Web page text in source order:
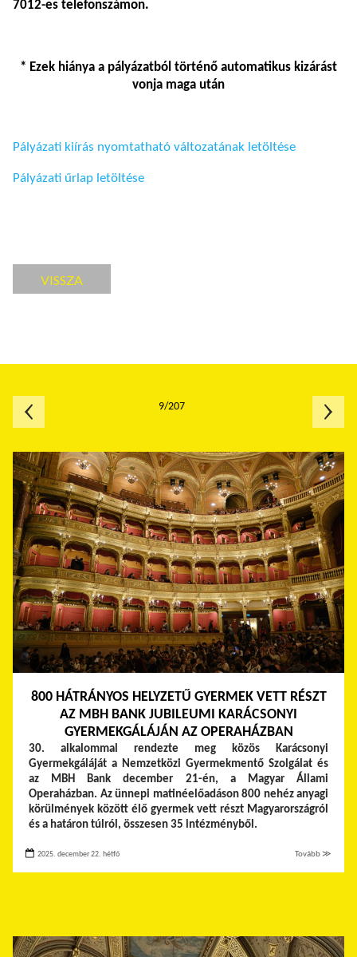
7012-es telefonszámon.
* Ezek hiánya a pályázatból történő automatikus kizárást
vonja maga után
Pályázati kiírás nyomtatható változatának letöltése
Pályázati űrlap letöltése
VISSZA
800 HÁTRÁNYOS HELYZETŰ GYERMEK VETT RÉSZT
AZ MBH BANK JUBILEUMI KARÁCSONYI
GYERMEKGÁLÁJÁN AZ OPERAHÁZBAN
30. alkalommal rendezte meg közös Karácsonyi
Gyermekgáláját a Nemzetközi Gyermekmentő Szolgálat és
az MBH Bank december 21-én, a Magyar Állami
Operaházban. Az ünnepi matinéelőadáson 800 nehéz anyagi
körülmények között élő gyermek vett részt Magyarországról
és a határon túlról, összesen 35 intézményből.
2025. december 22. hétfő Tovább ≫
9/207